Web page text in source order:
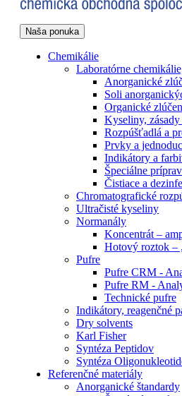
Naša ponuka
Chemikálie
Laboratórne
Anorganické
Soli
Organické
Kyseliny,
Rozpúšťadlá a
Prvky a
Indikátory a
Špeciálne
Čistiace a
Chromatografické
Ultračisté kyseliny
Normanály
Koncentrát –
Hotový roztok –
Pufre
Pufre CRM -
Pufre RM -
Technické pufre
Indikátory, reagenčné
Dry solvents
Karl Fisher
Syntéza Peptidov
Syntéza
Referenčné materiály
Anorganické štandardy